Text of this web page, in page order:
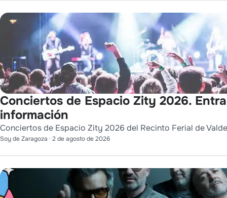
Conciertos de Espacio Zity 2026.
información
Conciertos de Espacio Zity 2026 del Recinto Ferial de
Soy de Zaragoza · 2 de agosto de 2026